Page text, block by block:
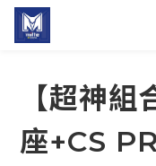
【超神
座+CS